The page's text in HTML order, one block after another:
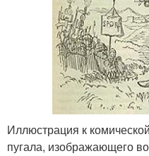
Иллюстрация к
пугала, изображающего